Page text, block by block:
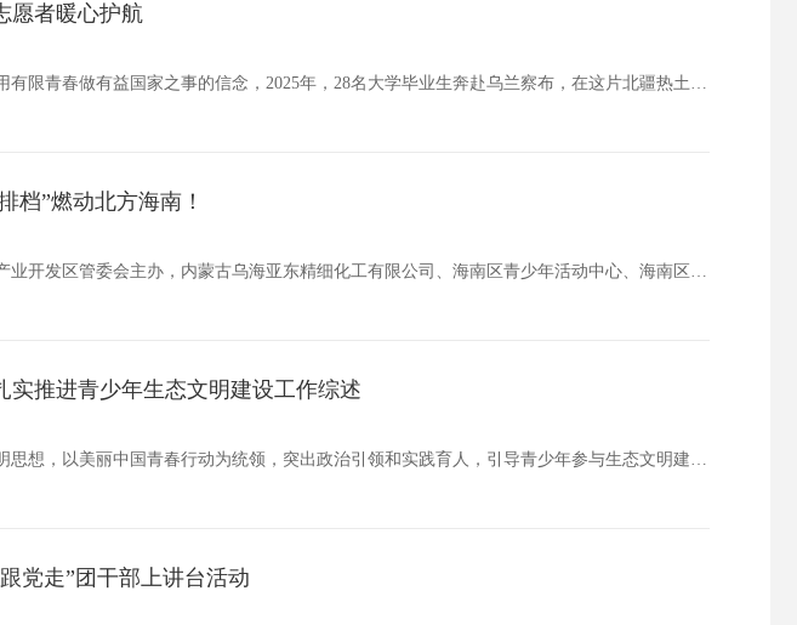
愿者暖心护航
到西部去，到基层去，到祖国最需要的地方去怀着用有限青春做有益国家之事的信念，2025年，28名大学毕业生奔赴乌兰察布，在这片北疆热土上践行理想，书写担当。多年来，已有400余名学子扎根于此，不负韶华，投身戍边、支教、乡村振兴、政策宣传、生态…
档”燃动北方海南！
10月31日，由共青团海南区委员会、海南高新技术产业开发区管委会主办，内蒙古乌海亚东精细化工有限公司、海南区青少年活动中心、海南区志愿者协会共同承办的美丽中国青春行动海南区新兴领域示范性主题团日暨北方海南青年夜校大排档在内蒙古乌海亚东精细化…
推进青少年生态文明建设工作综述
今年以来，团市委深入学习宣传贯彻习近平生态文明思想，以美丽中国青春行动为统领，突出政治引领和实践育人，引导青少年参与生态文明建设，为推进乌海市绿色发展贡献青春力量。强化思想引领，筑牢青少年生态文明理论根基深化生态文明教育引导。制定印发《关于…
党走”团干部上讲台活动